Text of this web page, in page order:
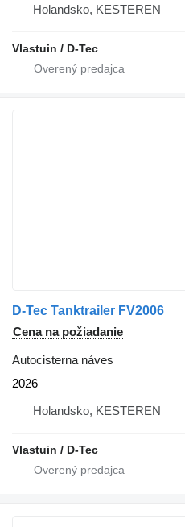
Holandsko, KESTEREN
Vlastuin / D-Tec
D-Tec Tanktrailer FV2006
Cena na požiadanie
Autocisterna náves
2026
Holandsko, KESTEREN
Vlastuin / D-Tec